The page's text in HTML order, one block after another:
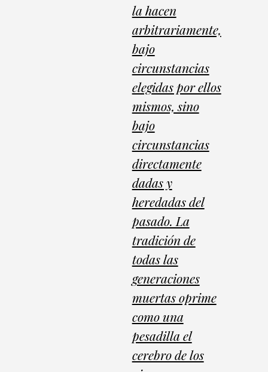
la hacen
arbitrariamente,
bajo
circunstancias
elegidas por ellos
mismos, sino
bajo
circunstancias
directamente
dadas y
heredadas del
pasado. La
tradición de
todas las
generaciones
muertas oprime
como una
pesadilla el
cerebro de los